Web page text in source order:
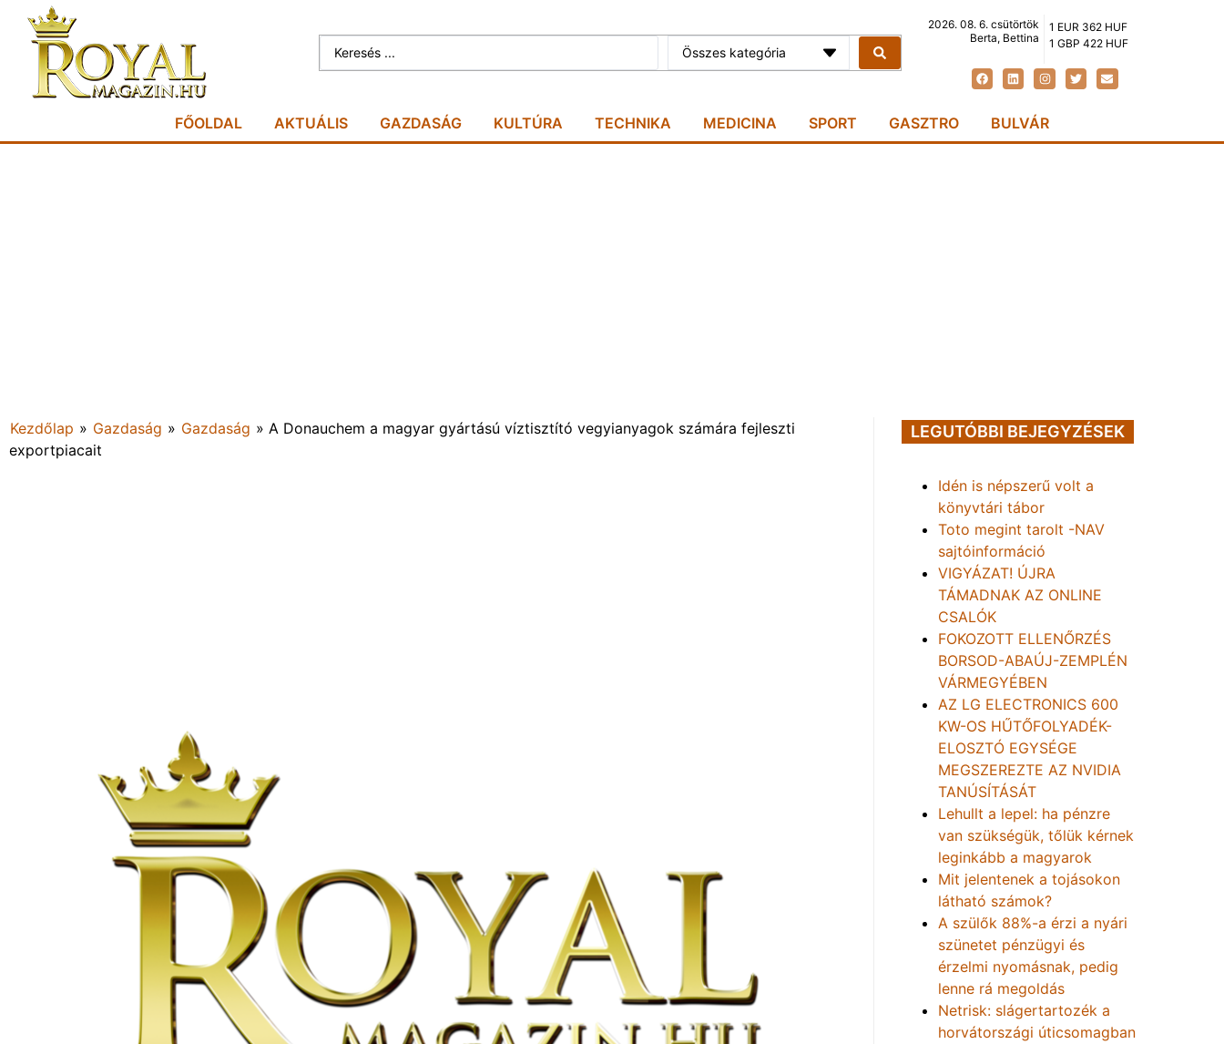
Összes kategória
2026. 08. 6. csütörtök
Berta, Bettina
1 EUR 362 HUF
1 GBP 422 HUF
FŐOLDAL AKTUÁLIS GAZDASÁG KULTÚRA TECHNIKA MEDICINA SPORT GASZTRO BULVÁR
Kezdőlap » Gazdaság » Gazdaság » A Donauchem a magyar gyártású víztisztító vegyianyagok számára fejleszti
exportpiacait
LEGUTÓBBI BEJEGYZÉSEK
Idén is népszerű volt a
könyvtári tábor
Toto megint tarolt -NAV
sajtóinformáció
VIGYÁZAT! ÚJRA
TÁMADNAK AZ ONLINE
CSALÓK
FOKOZOTT ELLENŐRZÉS
BORSOD-ABAÚJ-ZEMPLÉN
VÁRMEGYÉBEN
AZ LG ELECTRONICS 600
KW-OS HŰTŐFOLYADÉK-
ELOSZTÓ EGYSÉGE
MEGSZEREZTE AZ NVIDIA
TANÚSÍTÁSÁT
Lehullt a lepel: ha pénzre
van szükségük, tőlük kérnek
leginkább a magyarok
Mit jelentenek a tojásokon
látható számok?
A szülők 88%-a érzi a nyári
szünetet pénzügyi és
érzelmi nyomásnak, pedig
lenne rá megoldás
Netrisk: slágertartozék a
horvátországi úticsomagban